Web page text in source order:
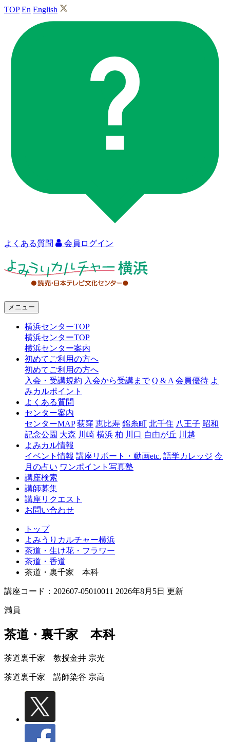
TOP En English
よくある質問 会員ログイン
ャ
浜
メニュー
横浜センターTOP
横浜センターTOP
横浜センター案内
初めてご利用の方へ
初めてご利用の方へ
入会・受講規約 入会から受講まで Q & A 会員優待 よ
みカルポイント
よくある質問
センター案内
センターMAP 荻窪 恵比寿 錦糸町 北千住 八王子 昭和
記念公園 大森 川崎 横浜 柏 川口 自由が丘 川越
よみカル情報
イベント情報 講座リポート・動画etc. 語学カレッジ 今
月の占い ワンポイント写真塾
講座検索
講師募集
講座リクエスト
お問い合わせ
トップ
よみうりカルチャー横浜
茶道・生け花・フラワー
茶道・香道
茶道・裏千家 本科
講座コード：202607-05010011 2026年8月5日 更新
満員
茶道・裏千家 本科
茶道裏千家 教授金井 宗光
茶道裏千家 講師染谷 宗高